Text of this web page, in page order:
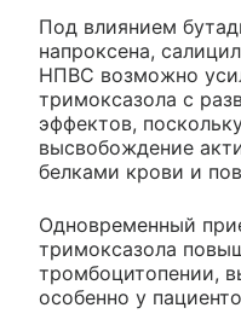
Под влиянием
напроксена,
НПВС возможно
тримоксазола с
эффектов,
высвобождение
белками крови и
Одновременный
тримоксазола
тромбоцитопении,
особенно у